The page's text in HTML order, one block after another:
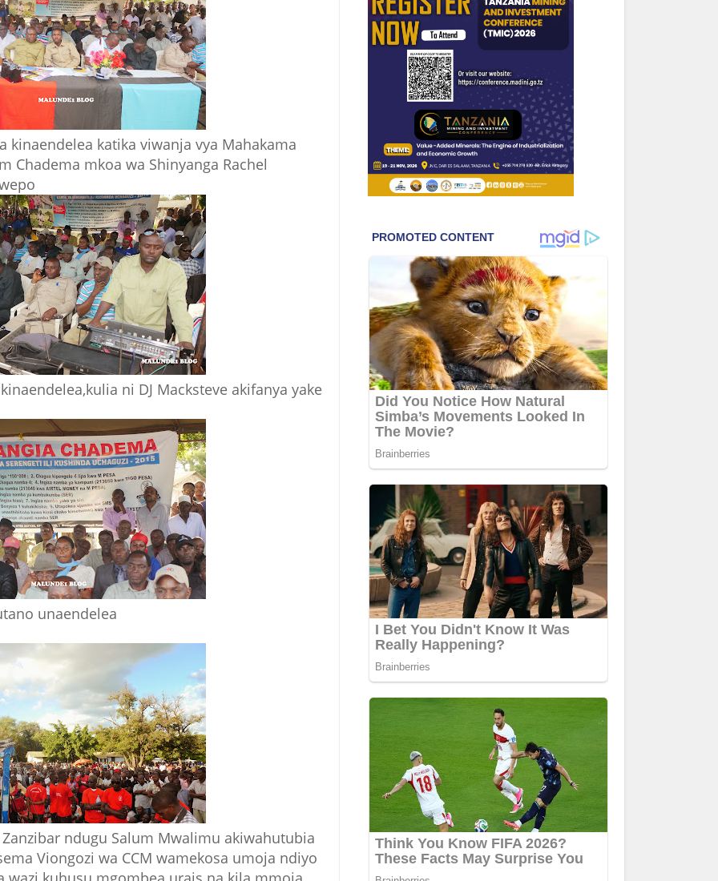
kinaendelea katika viwanja vya Mahakama
Chadema mkoa wa Shinyanga Rachel
ni DJ Macksteve akifanya yake
unaendelea
ndugu Salum Mwalimu akiwahutubia
Viongozi wa CCM wamekosa umoja ndiyo